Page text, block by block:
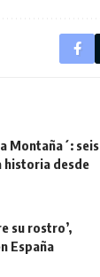
Montaña´: seis
historia desde
su rostro’,
España